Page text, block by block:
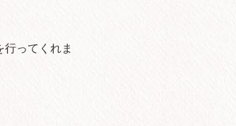
ってくれま